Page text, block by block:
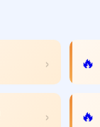
› 🔥
› 🔥